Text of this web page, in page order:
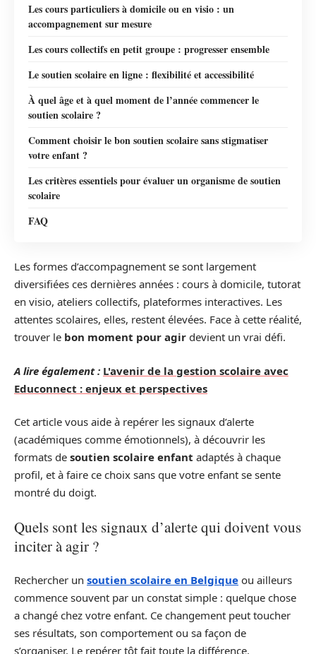
Les cours particuliers à domicile ou en visio : un
accompagnement sur mesure
Les cours collectifs en petit groupe : progresser ensemble
Le soutien scolaire en ligne : flexibilité et accessibilité
À quel âge et à quel moment de l’année commencer le
soutien scolaire ?
Comment choisir le bon soutien scolaire sans stigmatiser
votre enfant ?
Les critères essentiels pour évaluer un organisme de soutien
scolaire
FAQ
Les formes d’accompagnement se sont largement
diversifiées ces dernières années : cours à domicile, tutorat
en visio, ateliers collectifs, plateformes interactives. Les
attentes scolaires, elles, restent élevées. Face à cette réalité,
trouver le bon moment pour agir devient un vrai défi.
A lire également : L'avenir de la gestion scolaire avec
Educonnect : enjeux et perspectives
Cet article vous aide à repérer les signaux d’alerte
(académiques comme émotionnels), à découvrir les
formats de soutien scolaire enfant adaptés à chaque
profil, et à faire ce choix sans que votre enfant se sente
montré du doigt.
Quels sont les signaux d’alerte qui doivent vous
inciter à agir ?
Rechercher un soutien scolaire en Belgique ou ailleurs
commence souvent par un constat simple : quelque chose
a changé chez votre enfant. Ce changement peut toucher
ses résultats, son comportement ou sa façon de
s’organiser. Le repérer tôt fait toute la différence.